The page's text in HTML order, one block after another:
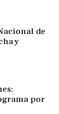
de
y
por